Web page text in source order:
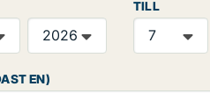
TILL
EN)